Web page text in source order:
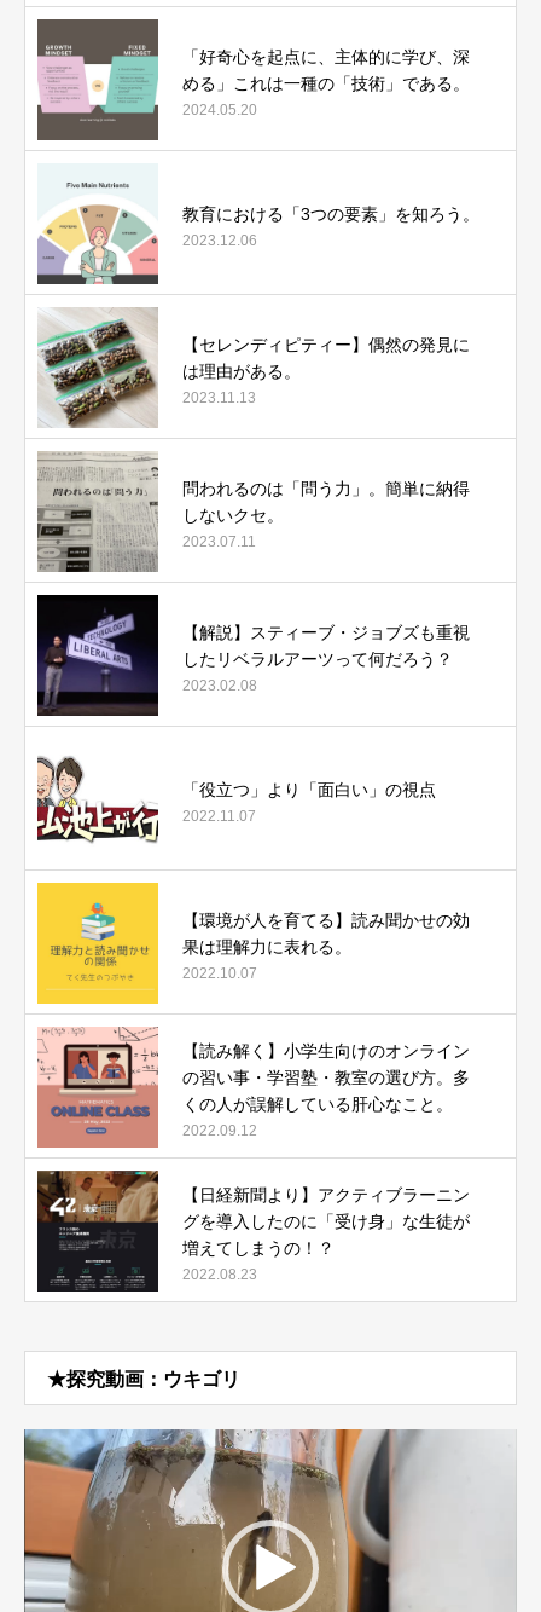
「好奇心を起点に、主体的に学び、深
める」これは一種の「技術」である。
2024.05.20
教育における「3つの要素」を知ろう。
2023.12.06
【セレンディピティー】偶然の発見に
は理由がある。
2023.11.13
問われるのは「問う力」。簡単に納得
しないクセ。
2023.07.11
【解説】スティーブ・ジョブズも重視
したリベラルアーツって何だろう？
2023.02.08
「役立つ」より「面白い」の視点
2022.11.07
【環境が人を育てる】読み聞かせの効
果は理解力に表れる。
2022.10.07
【読み解く】小学生向けのオンライン
の習い事・学習塾・教室の選び方。多
くの人が誤解している肝心なこと。
2022.09.12
【日経新聞より】アクティブラーニン
グを導入したのに「受け身」な生徒が
増えてしまうの！？
2022.08.23
★探究動画：ウキゴリ
動
画
プ